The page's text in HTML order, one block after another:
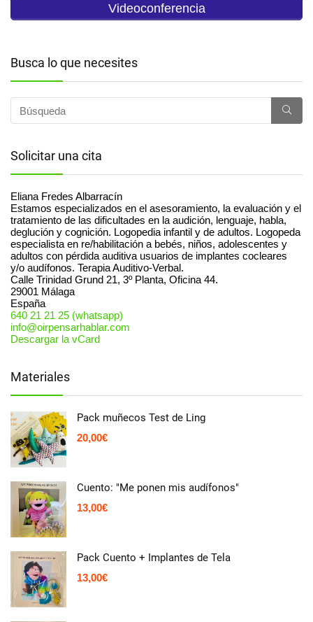
Videoconferencia
Busca lo que necesites
Solicitar una cita
Eliana Fredes Albarracín
Estamos especializados en el asesoramiento, la evaluación y el
tratamiento de las dificultades en la audición, lenguaje, habla,
deglución y cognición. Logopedia infantil y de adultos. Logopeda
especialista en re/habilitación a bebés, niños, adolescentes y
adultos con pérdida auditiva usuarios de implantes cocleares
y/o audífonos. Terapia Auditivo-Verbal.
Calle Trinidad Grund 21, 3º Planta, Oficina 44.
29001 Málaga
España
640 21 21 25 (whatsapp)
info@oirpensarhablar.com
Descargar la vCard
Materiales
Pack muñecos Test de Ling
20,00€
Cuento: "Me ponen mis audífonos"
13,00€
Pack Cuento + Implantes de Tela
13,00€